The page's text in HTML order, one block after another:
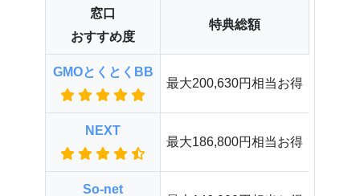
窓口
おすすめ度
特典総額
GMOとくとくBB
最大200,630円相当お得
NEXT
最大186,800円相当お得
So-net